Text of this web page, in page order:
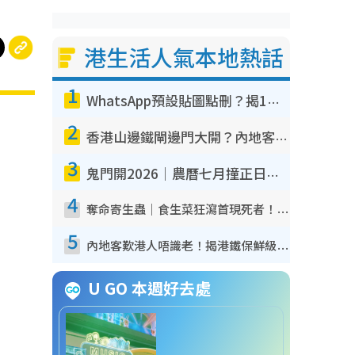
港生活人氣本地熱話
1 WhatsApp預設貼圖點刪？揭1招「反向操作」還原簡潔介面 附3步實測教學
2 香港山邊鐵閘邊門大開？內地客困惑意義何在！網民神回覆：呢種叫法理性防禦
3 鬼門開2026｜農曆七月撞正日全食特別邪？專家警告切忌做一事！揭4大禁忌+2招保平安
4 奪命寄生蟲｜食生菜狂瀉首現死者！疫潮惡化錄1.8萬宗病例 揭洗菜3大謬誤
5 內地客歎港人唔識老！揭港鐵保鮮級冷氣 港人求放過：咪投訴
U GO 本週好去處